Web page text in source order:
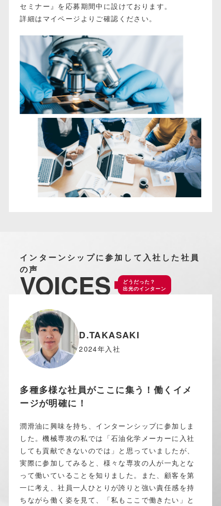
セミナー』を応募期間中に設けております。
詳細はマイページよりご確認ください。
インターンシップに参加して入社した社員
の声
VOICES
どうだった？
出光のインターン
D.TAKASAKI
2024年入社
多種多様な社員がここに集う！働くイメ
ージが明確に！
潤滑油に興味を持ち、インターンシップに参加しま
した。機械専攻の私では「石油化学メーカーに入社
しても貢献できないのでは」と思っていましたが、
実際に参加してみると、様々な専攻の人が一丸とな
って働いていることを知りました。また、顧客を第
一に考え、社員一人ひとりが誇りと強い責任感を持
ちながら働く姿を見て、「私もここで働きたい」と